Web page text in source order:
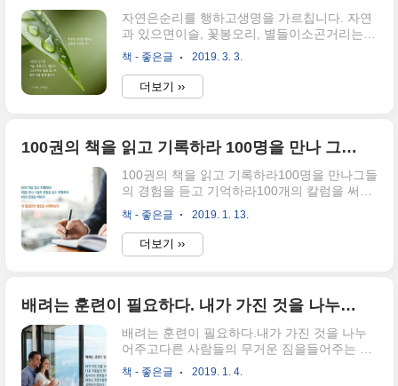
자연은순리를 행하고생명을 가르칩니다. 자연
과 있으면이슬, 꽃봉오리, 별들이소곤거리는
말을 들으며많은 것을 알게 됩니다. - 이영만,
뜨락일기
책 - 좋은글 2019. 3. 3.
더보기 ››
100권의 책을 읽고 기록하라 100명을 만나 그들의 경험을 듣고 기억하라 100개의 칼럼을 써보라 그렇게 당신만의 뻘짓을 시작해보자
100권의 책을 읽고 기록하라100명을 만나그들
의 경험을 듣고 기억하라100개의 칼럼을 써보
라 그렇게 당신만의 뻘짓을 시작해보자 - 300
프로젝트
책 - 좋은글 2019. 1. 13.
더보기 ››
배려는 훈련이 필요하다. 내가 가진 것을 나누어주고 다른 사람들의 무거운 짐을 들어주는 훈련을 하지 않으면 배려는 자연스럽게 실현되지 않는다.
배려는 훈련이 필요하다.내가 가진 것을 나누
어주고다른 사람들의 무거운 짐을들어주는 훈
련을 하지 않으면배려는 자연스럽게 실현되지
않는다. - 내 나이 마흔 이솝우화에서 길을 찾
책 - 좋은글 2019. 1. 4.